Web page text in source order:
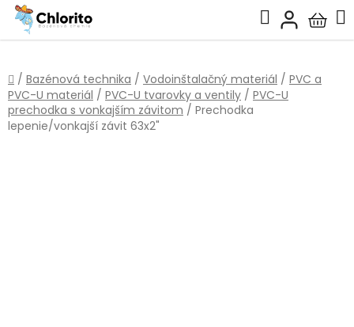
Prejsť
obsah
Hľadať
košík
Domov
/ Bazénová technika / Vodoinštalačný materiál / PVC a
PVC-U materiál / PVC-U tvarovky a ventily / PVC-U
prechodka s vonkajším závitom / Prechodka
lepenie/vonkajší závit 63x2"